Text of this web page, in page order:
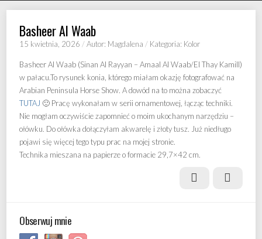
Basheer Al Waab
15 kwietnia, 2026 /Autor: Magdalena / Kategoria: Kolor
Basheer Al Waab (Sinan Al Rayyan – Amaal Al Waab/El Thay Kamill)
w pałacu.To rysunek konia, którego miałam okazję fotografować na
Arabian Peninsula Horse Show. A dowód na to można zobaczyć
TUTAJ 🙂 Pracę wykonałam w serii ornamentowej, łącząc techniki.
Nie mogłam oczywiście zapomnieć o moim ukochanym narzędziu –
ołówku. Do ołówka dołączyłam akwarelę i złoty tusz. Już niedługo
pojawi się więcej tego typu prac na mojej stronie.
Technika mieszana na papierze o formacie 29,7×42 cm.
Prev Next
Obserwuj mnie